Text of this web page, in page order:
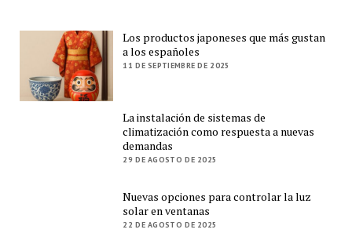
Los productos japoneses que más gustan
a los españoles
11 DE SEPTIEMBRE DE 2025
La instalación de sistemas de
climatización como respuesta a nuevas
demandas
29 DE AGOSTO DE 2025
Nuevas opciones para controlar la luz
solar en ventanas
22 DE AGOSTO DE 2025